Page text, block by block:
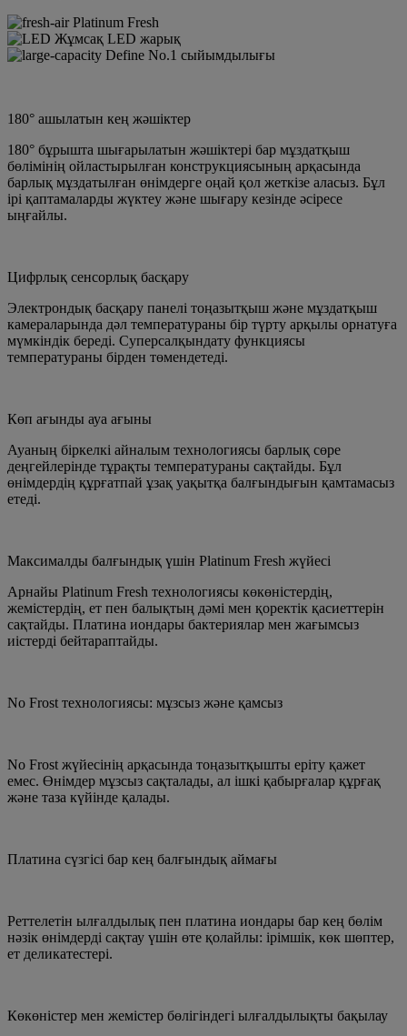
Platinum Fresh
Жұмсақ LED жарық
Define No.1 сыйымдылығы
180° ашылатын кең жәшіктер
180° бұрышта шығарылатын жәшіктері бар мұздатқыш
бөлімінің ойластырылған конструкциясының арқасында
барлық мұздатылған өнімдерге оңай қол жеткізе аласыз. Бұл
ірі қаптамаларды жүктеу және шығару кезінде әсіресе
ыңғайлы.
Цифрлық сенсорлық басқару
Электрондық басқару панелі тоңазытқыш және мұздатқыш
камераларында дәл температураны бір түрту арқылы орнатуға
мүмкіндік береді. Суперсалқындату функциясы
температураны бірден төмендетеді.
Көп ағынды ауа ағыны
Ауаның біркелкі айналым технологиясы барлық сөре
деңгейлерінде тұрақты температураны сақтайды. Бұл
өнімдердің құрғатпай ұзақ уақытқа балғындығын қамтамасыз
етеді.
Максималды балғындық үшін Platinum Fresh жүйесі
Арнайы Platinum Fresh технологиясы көкөністердің,
жемістердің, ет пен балықтың дәмі мен қоректік қасиеттерін
сақтайды. Платина иондары бактериялар мен жағымсыз
иістерді бейтараптайды.
No Frost технологиясы: мұзсыз және қамсыз
No Frost жүйесінің арқасында тоңазытқышты еріту қажет
емес. Өнімдер мұзсыз сақталады, ал ішкі қабырғалар құрғақ
және таза күйінде қалады.
Платина сүзгісі бар кең балғындық аймағы
Реттелетін ылғалдылық пен платина иондары бар кең бөлім
нәзік өнімдерді сақтау үшін өте қолайлы: ірімшік, көк шөптер,
ет деликатестері.
Көкөністер мен жемістер бөлігіндегі ылғалдылықты бақылау